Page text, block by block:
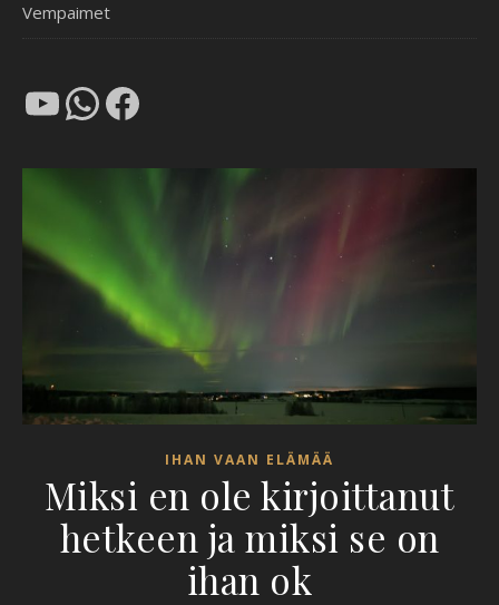
Vempaimet
YouTubeWhatsApp
Facebook
IHAN VAAN ELÄMÄÄ
Miksi en ole kirjoittanut
hetkeen ja miksi se on
ihan ok